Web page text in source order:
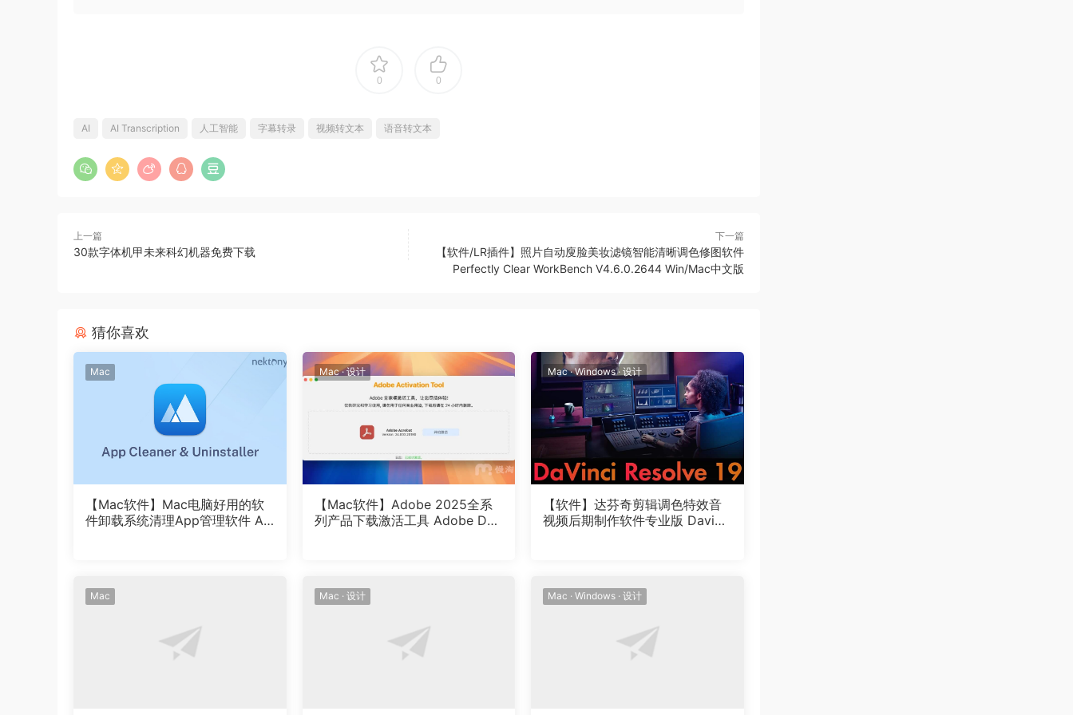
0 0
AI AI Transcription 人工智能 字幕转录 视频转文本 语音转文本
上一篇
30款字体机甲未来科幻机器免费下载
下一篇
【软件/LR插件】照片自动廋脸美妆滤镜智能清晰调色修图软件
Perfectly Clear WorkBench V4.6.0.2644 Win/Mac中文版
猜你喜欢
Mac
【Mac软件】Mac电脑好用的软
件卸载系统清理App管理软件 Ap
Mac·设计
【Mac软件】Adobe 2025全系
列产品下载激活工具 Adobe Do
Mac·Windows·设计
【软件】达芬奇剪辑调色特效音
视频后期制作软件专业版 Davinc
Mac Mac · 设计 Mac ·Windows ·设计